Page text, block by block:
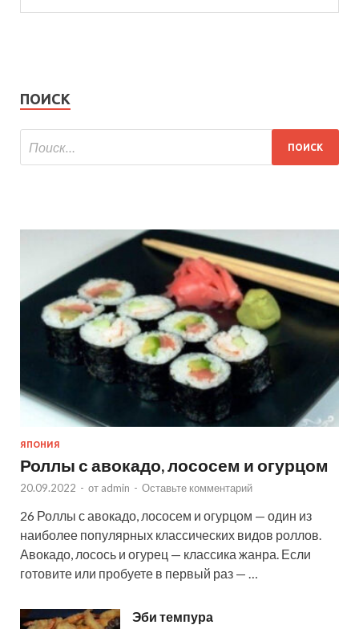
ПОИСК
ЯПОНИЯ
Роллы с авокадо, лососем и огурцом
20.09.2022 - от admin - Оставьте комментарий
26 Роллы с авокадо, лососем и огурцом — один из
наиболее популярных классических видов роллов.
Авокадо, лосось и огурец — классика жанра. Если
готовите или пробуете в первый раз — …
Эби темпура